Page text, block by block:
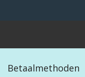
Betaalmethoden